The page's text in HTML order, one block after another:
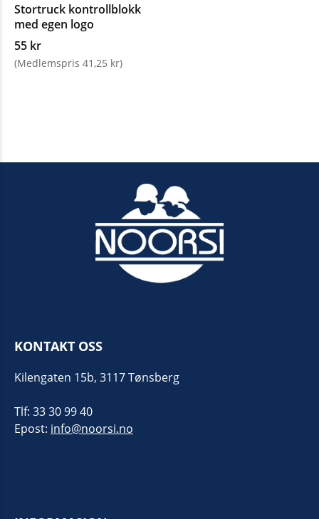
Stortruck kontrollblokk
med egen logo
55 kr
(Medlemspris 41,25 kr)
KONTAKT OSS
Kilengaten 15b, 3117 Tønsberg
Tlf: 33 30 99 40
Epost: info@noorsi.no